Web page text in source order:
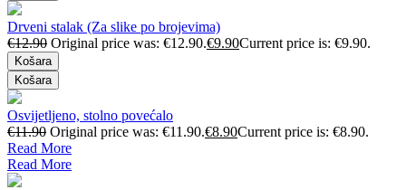
Drveni stalak (Za slike po brojevima)
€12.90 Original price was: €12.90.€9.90Current price is: €9.90.
Košara
Košara
Osvijetljeno, stolno povećalo
€11.90 Original price was: €11.90.€8.90Current price is: €8.90.
Read More
Read More